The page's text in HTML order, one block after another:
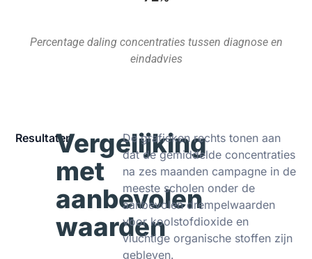
Percentage daling concentraties tussen diagnose en
eindadvies
ResultatenVergelijking
met
aanbevolen
waarden
De grafieken rechts tonen aan
dat de gemiddelde concentraties
na zes maanden campagne in de
meeste scholen onder de
aanbevolen drempelwaarden
voor koolstofdioxide en
vluchtige organische stoffen zijn
gebleven.